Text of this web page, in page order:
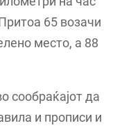
65 возачи
место, а 88
сообраќајот да
и прописи и